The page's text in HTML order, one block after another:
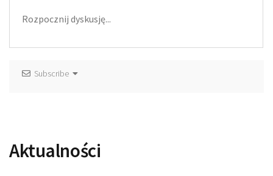
Subscribe
Aktualności